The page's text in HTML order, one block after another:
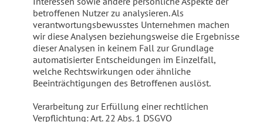
betroffenen Nutzer zu analysieren. Als
verantwortungsbewusstes Unternehmen machen
wir diese Analysen beziehungsweise die Ergebnisse
dieser Analysen in keinem Fall zur Grundlage
automatisierter Entscheidungen im Einzelfall,
welche Rechtswirkungen oder ähnliche
Beeinträchtigungen des Betroffenen auslöst.
Verarbeitung zur Erfüllung einer rechtlichen
Verpflichtung: Art. 22 Abs. 1 DSGVO